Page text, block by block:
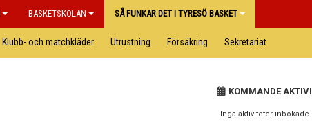
BASKETSKOLAN SÅ FUNKAR DET I TYRESÖ BASKET
Klubb- och matchkläder Utrustning Försäkring Sekretariat
KOMMANDE
Inga aktiviteter inbokade